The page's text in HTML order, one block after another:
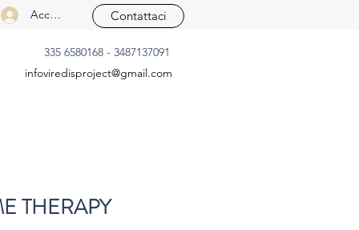
Contattaci
Accedi
335 6580168 - 3487137091
infoviredisproject@gmail.com
THERAPY